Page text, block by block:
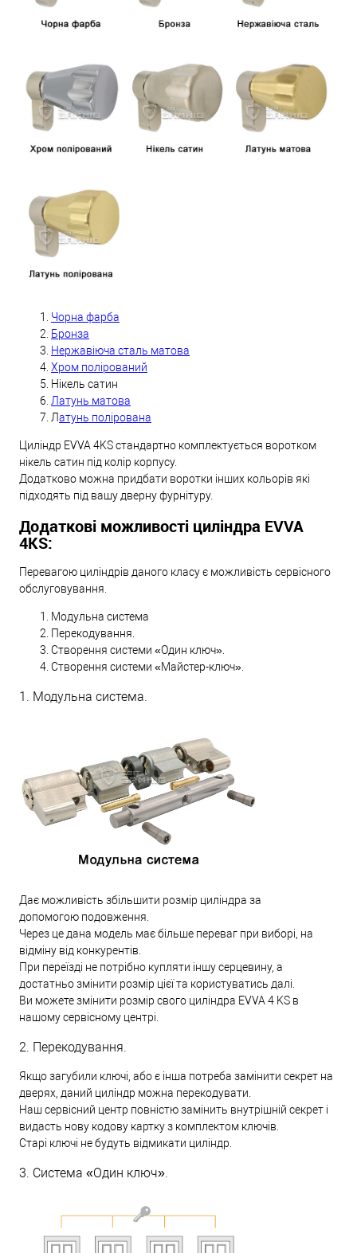
Чорна фарба
Бронза
Нержавіюча сталь матова
Хром полірований
Нікель сатин
Латунь матова
Латунь полірована
Циліндр EVVA 4KS стандартно комплектується воротком
нікель сатин під колір корпусу.
Додатково можна придбати воротки інших кольорів які
підходять під вашу дверну фурнітуру.
Додаткові можливості циліндра EVVA
4KS:
Перевагою циліндрів даного класу є можливість сервісного
обслуговування.
Модульна система
Перекодування.
Створення системи «Один ключ».
Створення системи «Майстер-ключ».
1. Модульна система.
Дає можливість збільшити розмір циліндра за
допомогою подовження.
Через це дана модель має більше переваг при виборі, на
відміну від конкурентів.
При переїзді не потрібно купляти іншу серцевину, а
достатньо змінити розмір цієї та користуватись далі.
Ви можете змінити розмір свого циліндра EVVA 4 KS в
нашому сервісному центрі.
2. Перекодування.
Якщо загубили ключі, або є інша потреба замінити секрет на
дверях, даний циліндр можна перекодувати.
Наш сервісний центр повністю замінить внутрішній секрет і
видасть нову кодову картку з комплектом ключів.
Старі ключі не будуть відмикати циліндр.
3. Система «Один ключ».